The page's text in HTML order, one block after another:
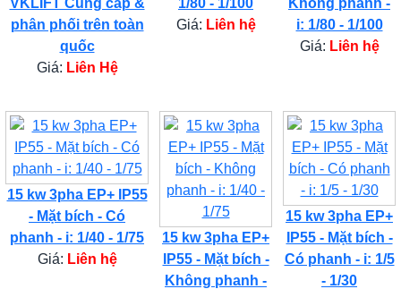
phân phối trên toàn
quốc
Giá: Liên Hệ
Giá: Liên hệ
i: 1/80 - 1/100
Giá: Liên hệ
15 kw 3pha EP+ IP55
- Mặt bích - Có
phanh - i: 1/40 - 1/75
Giá: Liên hệ
15 kw 3pha EP+
IP55 - Mặt bích -
Không phanh -
15 kw 3pha EP+
IP55 - Mặt bích -
Có phanh - i: 1/5
- 1/30